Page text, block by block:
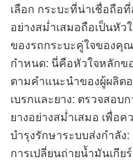
เลือก กระบะที่น่าเชื่อถือ
อย่างสม่ำเสมอถือเป็นหั
ของรถกระบะคู่ใจของคุ
กำหนด: นี่คือหัวใจหลักข
ตามคำแนะนำของผู้ผลิต
เบรกและยาง: ตรวจสอบ
ยางอย่างสม่ำเสมอ เพื่อ
บำรุงรักษาระบบส่งกำลัง
การเปลี่ยนถ่ายน้ำมันเกี